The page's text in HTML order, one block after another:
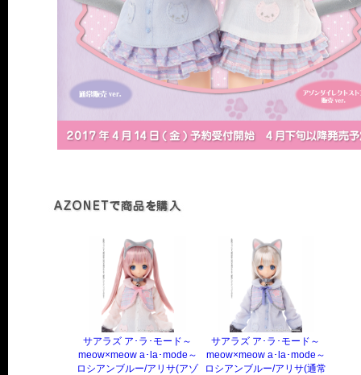
サアラズ ア･ラ･モード～
meow×meow a･la･mode～
ロシアンブルー/アリサ(アゾ
サアラズ ア･ラ･モード～
meow×meow a･la･mode～
ロシアンブルー/アリサ(通常